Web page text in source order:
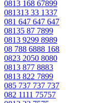
0813 168 67899
081313 33 1337
081 647 647 647
08135 87 7899
0813 9299 8989
08 788 6888 168
0823 2050 8080
0813 877 8883
0813 822 7899
085 737 737 737
082 1111 75757